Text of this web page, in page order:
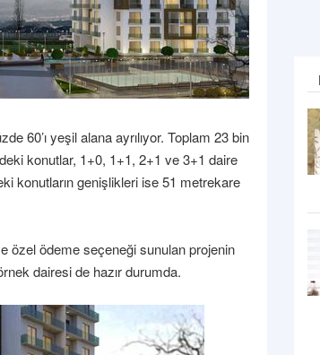
60’ı yeşil alana ayrılıyor. Toplam 23 bin
konutlar, 1+0, 1+1, 2+1 ve 3+1 daire
konutların genişlikleri ise 51 metrekare
özel ödeme seçeneği sunulan projenin
dairesi de hazır durumda.